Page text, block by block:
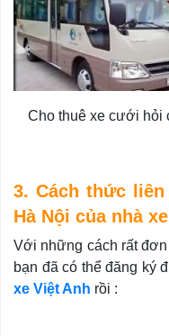
Cho thuê xe cưới hỏi
3. Cách thức
Hà Nội của nhà
Với những cách rất
bạn đã có thể đăng ký
xe Việt Anh rồi :